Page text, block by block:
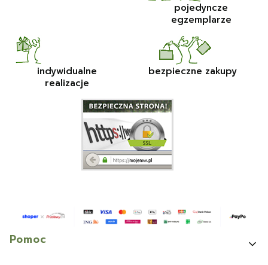
pojedyncze
egzemplarze
indywidualne
realizacje
bezpieczne zakupy
Linki w stopce
Pomoc